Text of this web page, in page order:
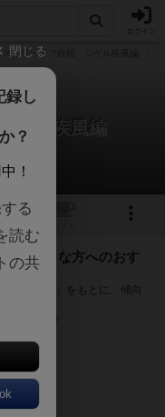
ストリーオブ自民 シゲル疾風編
ゲル疾風編
ーム
が好きな方へのおす
感の評価」をもとに、傾向
しています
閉じる
録し
？
！
る
読む
の共